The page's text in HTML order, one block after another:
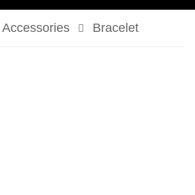
Accessories Bracelet